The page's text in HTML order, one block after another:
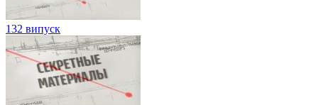
132 випуск